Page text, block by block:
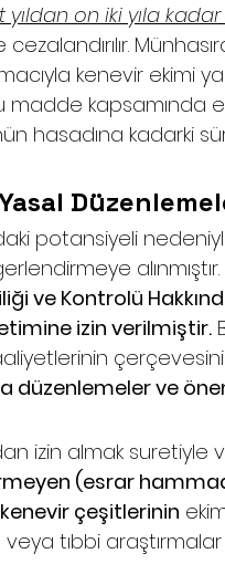
yıldan on iki yıla
cezalandırılır.
kenevir ekimi
madde kapsamında
kadarki
potansiyeli
ve Kontrolü
izin verilmiştir.
çerçevesini
düzenlemeler ve
izin almak suretiyle
(esrar
çeşitlerinin
veya tıbbi